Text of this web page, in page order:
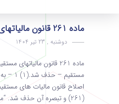
ماده 261 قانون مالیاتهای مستقیم
دوشنبه , 23 تیر 1404
(261) و تبصره آن حذف شد. “ماده 261 – هیأ...